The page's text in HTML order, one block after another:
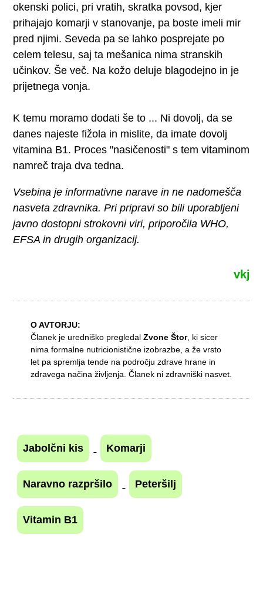
okenski polici, pri vratih, skratka povsod, kjer
prihajajo komarji v stanovanje, pa boste imeli mir
pred njimi. Seveda pa se lahko posprejate po
celem telesu, saj ta mešanica nima stranskih
učinkov. Še več. Na kožo deluje blagodejno in je
prijetnega vonja.
K temu moramo dodati še to ... Ni dovolj, da se
danes najeste fižola in mislite, da imate dovolj
vitamina B1. Proces "nasičenosti" s tem vitaminom
namreč traja dva tedna.
Vsebina je informativne narave in ne nadomešča
nasveta zdravnika. Pri pripravi so bili uporabljeni
javno dostopni strokovni viri, priporočila WHO,
EFSA in drugih organizacij.
vkj
O AVTORJU:
Članek je uredniško pregledalZvone Štor, ki sicer
nima formalne nutricionistične izobrazbe, a že vrsto
let pa spremlja tende na področju zdrave hrane in
zdravega načina življenja. Članek ni zdravniški nasvet.
Jabolčni kis Komarji
Naravno razpršilo Peteršilj
Vitamin B1